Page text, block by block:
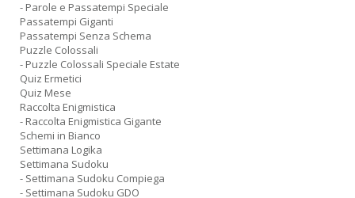
- Parole e Passatempi Speciale
Passatempi Giganti
Passatempi Senza Schema
Puzzle Colossali
- Puzzle Colossali Speciale Estate
Quiz Ermetici
Quiz Mese
Raccolta Enigmistica
- Raccolta Enigmistica Gigante
Schemi in Bianco
Settimana Logika
Settimana Sudoku
- Settimana Sudoku Compiega
- Settimana Sudoku GDO